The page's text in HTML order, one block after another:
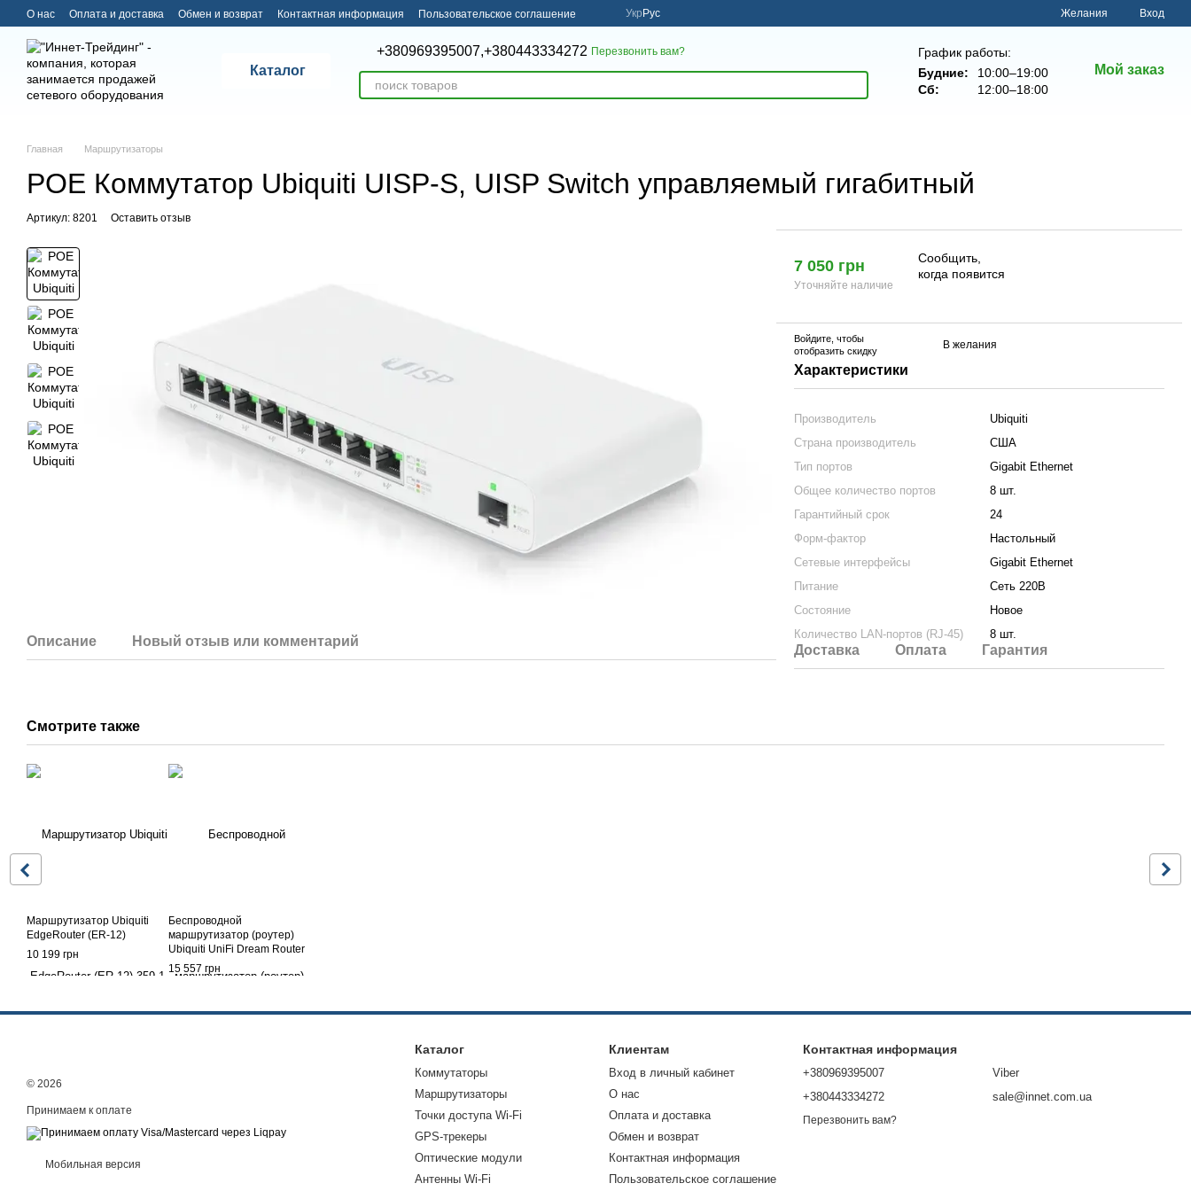
Перейти к основному контенту
О нас Оплата и доставка Обмен и возврат Контактная информация Пользовательское соглашение Укр Рус Желания Вход
Каталог
+380969395007,+380443334272 Перезвонить вам?
График работы:
Будние:
10:00–19:00
Сб:
12:00–18:00
Мой заказ
Главная Маршрутизаторы
POE Коммутатор Ubiquiti UISP-S, UISP Switch управляемый гигабитный
Артикул: 8201 Оставить отзыв
Описание Новый отзыв или комментарий
7 050 грн
Уточняйте наличие
Сообщить,
когда появится
Войдите , чтобы
отобразить скидку
В желания
Характеристики
Производитель
Ubiquiti
Страна производитель
США
Тип портов
Gigabit Ethernet
Общее количество портов
8 шт.
Гарантийный срок
24
Форм-фактор
Настольный
Сетевые интерфейсы
Gigabit Ethernet
Питание
Сеть 220В
Состояние
Новое
Количество LAN-портов (RJ-45)
8 шт.
Доставка Оплата Гарантия
Смотрите также
Маршрутизатор Ubiquiti
EdgeRouter (ER-12)
10 199 грн
Беспроводной
маршрутизатор (роутер)
Ubiquiti UniFi Dream Router
7 (UDR7)
15 557 грн
© 2026
Принимаем к оплате
Мобильная версия
Каталог
Коммутаторы
Маршрутизаторы
Точки доступа Wi-Fi
GPS-трекеры
Оптические модули
Антенны Wi-Fi
Клиентам
Вход в личный кабинет
О нас
Оплата и доставка
Обмен и возврат
Контактная информация
Пользовательское соглашение
Контактная информация
+380969395007
+380443334272
Перезвонить вам?
Viber
sale@innet.com.ua